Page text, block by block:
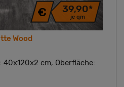
39,90*
je qm
Wood
cm, Oberfläche: